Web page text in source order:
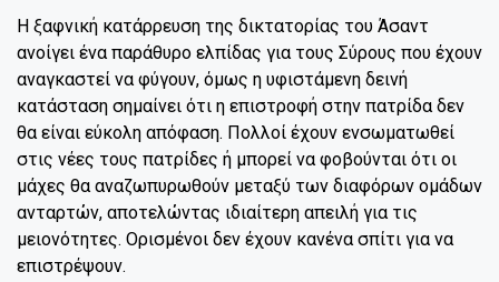
Η ξαφνική κατάρρευση της δικτατορίας του Άσαντ
ανοίγει ένα παράθυρο ελπίδας για τους Σύρους που έχουν
αναγκαστεί να φύγουν, όμως η υφιστάμενη δεινή
κατάσταση σημαίνει ότι η επιστροφή στην πατρίδα δεν
θα είναι εύκολη απόφαση. Πολλοί έχουν ενσωματωθεί
στις νέες τους πατρίδες ή μπορεί να φοβούνται ότι οι
μάχες θα αναζωπυρωθούν μεταξύ των διαφόρων ομάδων
ανταρτών, αποτελώντας ιδιαίτερη απειλή για τις
μειονότητες. Ορισμένοι δεν έχουν κανένα σπίτι για να
επιστρέψουν.